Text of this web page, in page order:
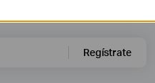
Regístrate